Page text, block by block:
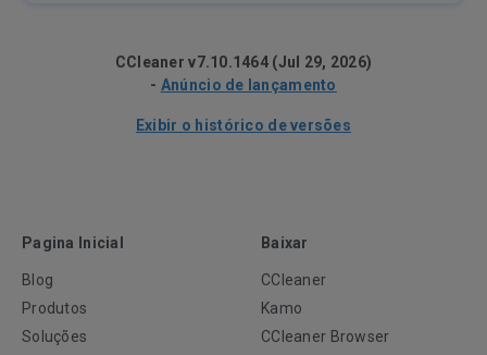
CCleaner v7.10.1464 (Jul 29, 2026)
- Anúncio de lançamento
Exibir o histórico de versões
Pagina Inicial
Blog
Produtos
Soluções
Baixar
CCleaner
Kamo
CCleaner Browser